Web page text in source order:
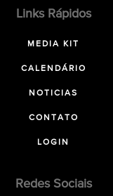
Links Rápidos
MEDIA KIT
CALENDÁRIO
NOTICIAS
CONTATO
LOGIN
Redes Sociais